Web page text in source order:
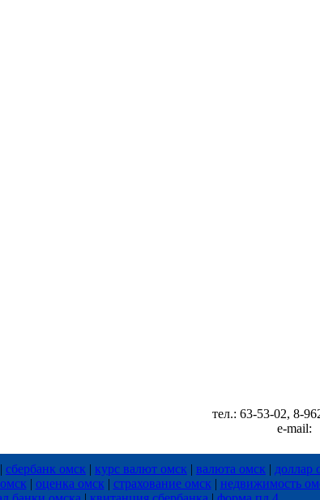
тел.: 63-53-02, 8-
e-mail:
| сбербанк омск | курс валют омск | валюта омск | доллар
| оценка омск | страхование омск | недвижимость